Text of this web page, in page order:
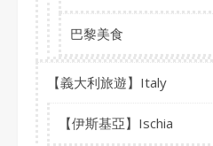
巴黎美食
【義大利旅遊】Italy
【伊斯基亞】Ischia